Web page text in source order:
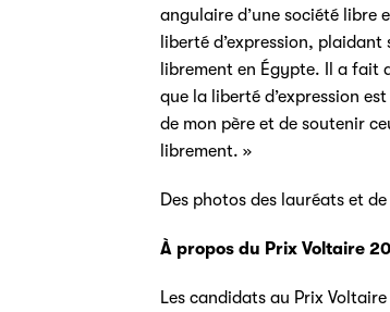
angulaire d’une société libre
liberté d’expression,
librement en Égypte. Il a fait
que la liberté d’expression
de mon père et de soutenir
librement. »
Des photos des lauréats et
À propos du Prix Voltaire
Les candidats au Prix